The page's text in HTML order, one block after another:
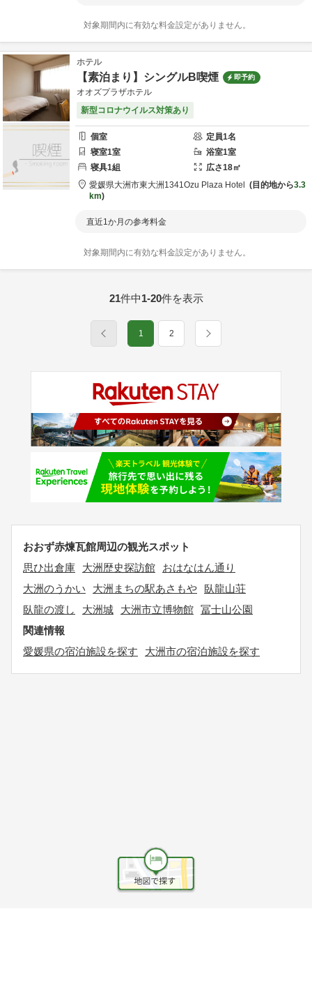
対象期間内に有効な料金設定がありません。
ホテル
【素泊まり】シングルB喫煙 即予約
オオズプラザホテル
新型コロナウイルス対策あり
個室 定員1名
寝室1室 浴室1室
寝具1組 広さ18㎡
愛媛県大洲市東大洲1341Ozu Plaza Hotel 目的地から3.3
km
直近1か月の参考料金
対象期間内に有効な料金設定がありません。
21件中1-20件を表示
1 2
おおず赤煉瓦館周辺の観光スポット
思ひ出倉庫
大洲歴史探訪館
おはなはん通り
大洲のうかい
大洲まちの駅あさもや
臥龍山荘
臥龍の渡し
大洲城 大洲市立博物館 冨士山公園
関連情報
愛媛県の宿泊施設を探す
大洲市の宿泊施設を探す